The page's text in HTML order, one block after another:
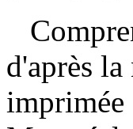
d'après
imprimée